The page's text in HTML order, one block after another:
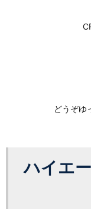
どうぞゆ
ハイエ